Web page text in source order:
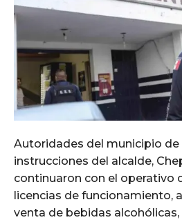
Autoridades del municipio de
instrucciones del alcalde,
continuaron con el operativo
licencias de funcionamiento,
venta de bebidas